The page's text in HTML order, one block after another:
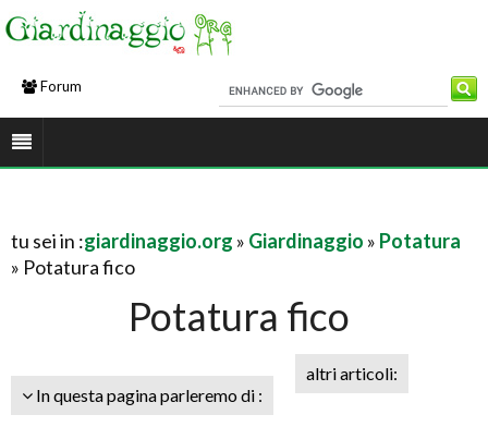
Forum
tu sei in :giardinaggio.org » Giardinaggio » Potatura
» Potatura fico
Potatura fico
In questa pagina parleremo di :
altri articoli: